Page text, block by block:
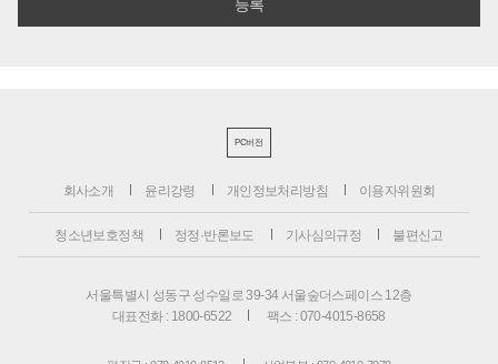
PC버전
회사소개 윤리강령 개인정보처리방침 이용자위원회
청소년보호정책 정정·반론보도 기사심의규정 불편신고
서울특별시 성동구 성수일로 39-34 서울숲더스페이스 12층
대표전화 : 1800-6522
팩스 : 070-4015-8658